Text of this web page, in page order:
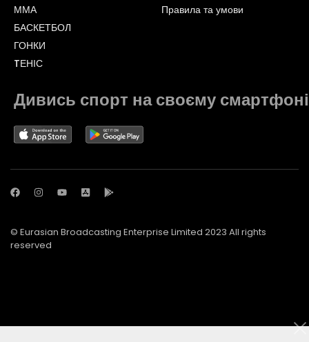
ММА
БАСКЕТБОЛ
ГОНКИ
TЕНІС
Правила та умови
Дивись спорт на своєму смартфоні
© Eurasian Broadcasting Enterprise Limited 2023 All rights
reserved